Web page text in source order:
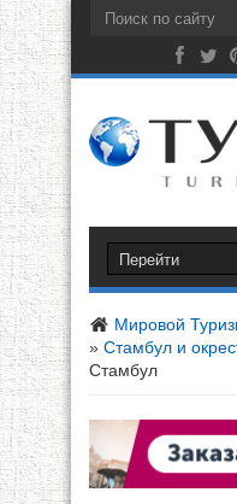
Мировой
» Стамбул и
Стамбул